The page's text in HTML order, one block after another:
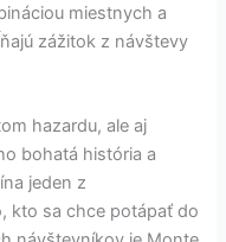
miestnych a
zážitok z návštevy
hazardu, ale aj
bohatá história a
jeden z
kto sa chce potápať do